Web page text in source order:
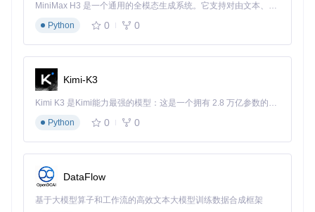
3步快速上手
克隆仓库：git clone https://gitcode.com/gh_mir
将profile文件夹复制到Foobar2000配置目录
在Foobar2000中启用"Georgia-ReBORN"主题
ORN——让每首歌都拥有自己的色彩灵魂。
Georgia-ReBORN
MiniMax H3 是一个通用的全模态生成系统。它支持对由文本、图像、视频和音频组成的多模态上下文进行统一理解，并能生成分辨率高达 2K、时长可达 15 秒的带原生立体声音频的视频。得益于面向任务泛化的系统设计，H3 在预训练阶段就已具备广泛的多模态上下文理解与生成能力，能够出色地执行复杂的多模态指令。
Python
0 0
Kimi-K3
Kimi K3 是Kimi能力最强的模型：这是一个拥有 2.8 万亿参数的混合专家（MoE）模型，具备原生视觉理解能力，并支持 100 万 token 的上下文窗口。
Python
0 0
DataFlow
基于大模型算子和工作流的高效文本大模型训练数据合成框架